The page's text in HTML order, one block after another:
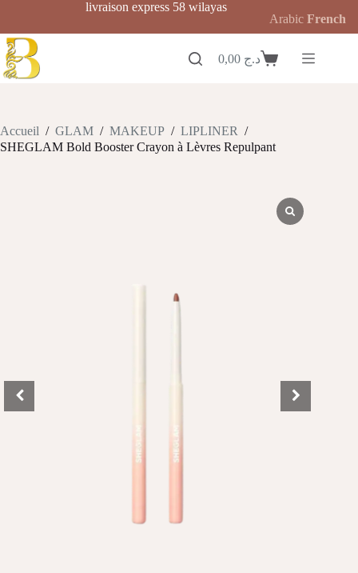
contenu
livraison express 58 wilayas
Panierد.ج
Accueil / GLAM / MAKEUP / LIPLINER /
SHEGLAM Bold Booster Crayon à Lèvres Repulpant
Arabic French